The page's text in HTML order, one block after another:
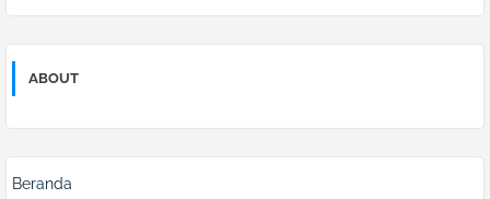
ABOUT
Beranda